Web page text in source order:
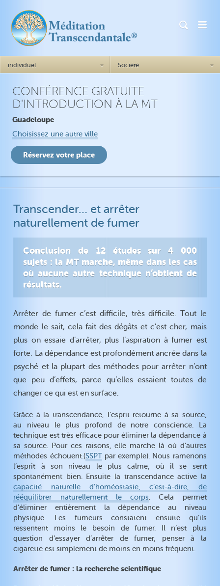
individuel
Comment cela marche ?
Réalisation de soi
Plus de confiance en soi
Meilleures relations
Généralités Comment cela
marche ?
Impulsivité
Etat de santé
Athérosclérose
Cholestérol
Diabète
Tension artérielle
Fibromyalgie
Arrêter de fumer
Alcoolisme
Drogue
Comment marche la MT ?
Le succès grâce à notre
TDAH
Intelligence
Société
CONFÉRENCE GRATUITE
D'INTRODUCTION À LA MT
Guadeloupe
Choisissez une autre ville
Transcender… et arrêter
naturellement de fumer
Conclusion de 12 études sur 4 000
sujets : la MT marche, même dans les cas
où aucune autre technique n’obtient de
résultats.
Arrêter de fumer c’est difficile, très difficile. Tout le
monde le sait, cela fait des dégâts et c’est cher, mais
plus on essaie d’arrêter, plus l’aspiration à fumer est
forte. La dépendance est profondément ancrée dans la
psyché et la plupart des méthodes pour arrêter n’ont
que peu d’effets, parce qu’elles essaient toutes de
changer ce qui est en surface.
Grâce à la transcendance, l’esprit retourne à sa source,
au niveau le plus profond de notre conscience. La
technique est très efficace pour éliminer la dépendance à
sa source. Pour ces raisons, elle marche là où d’autres
méthodes échouent.(SSPTpar exemple). Nous ramenons
l’esprit à son niveau le plus calme, où il se sent
spontanément bien. Ensuite la transcendance active la
capacité naturelle d’homéostasie, c’est-à-dire, de
rééquilibrer naturellement le corps. Cela permet
d’éliminer entièrement la dépendance au niveau
physique. Les fumeurs constatent ensuite qu’ils
ressentent moins le besoin de fumer. Il n’est plus
question d’essayer d’arrêter de fumer, penser à la
cigarette est simplement de moins en moins fréquent.
Arrêter de fumer : la recherche scientifique